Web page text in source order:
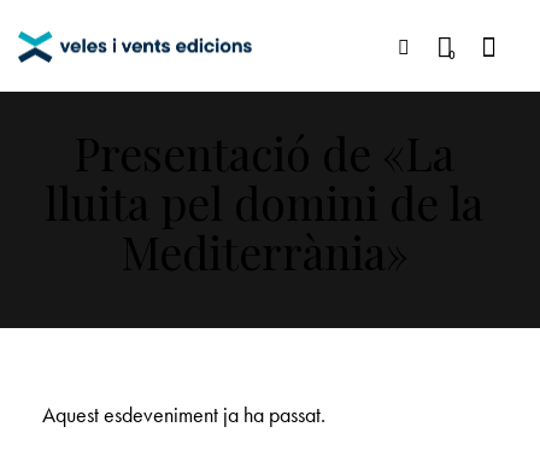
0
Aquest esdeveniment ja ha passat.